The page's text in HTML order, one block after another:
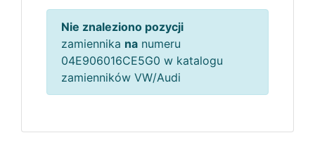
Nie znaleziono pozycji
zamiennika na numeru
04E906016CE5G0 w katalogu
zamienników VW/Audi